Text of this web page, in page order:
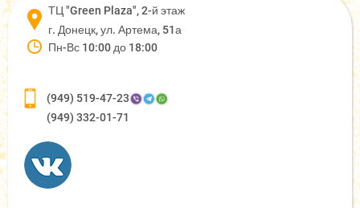
ТЦ "Green Plaza", 2-й этаж
г. Донецк, ул. Артема, 51а
Пн-Вс 10:00 до 18:00
(949) 519-47-23
(949) 332-01-71